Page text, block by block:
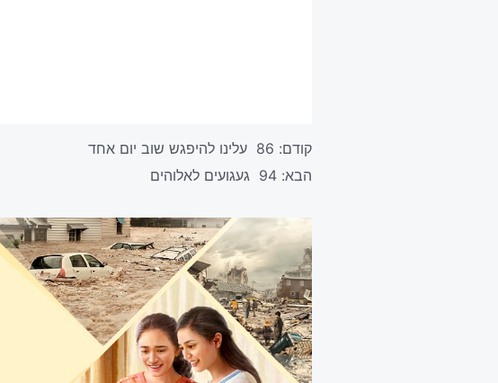
קודם: 86 עלינו להיפגש שוב יום אחד
הבא: 94 געגועים לאלוהים